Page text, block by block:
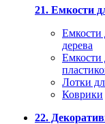
21. Емкости
Емкости
дерева
Емкости
Лотки
Коврики
22.